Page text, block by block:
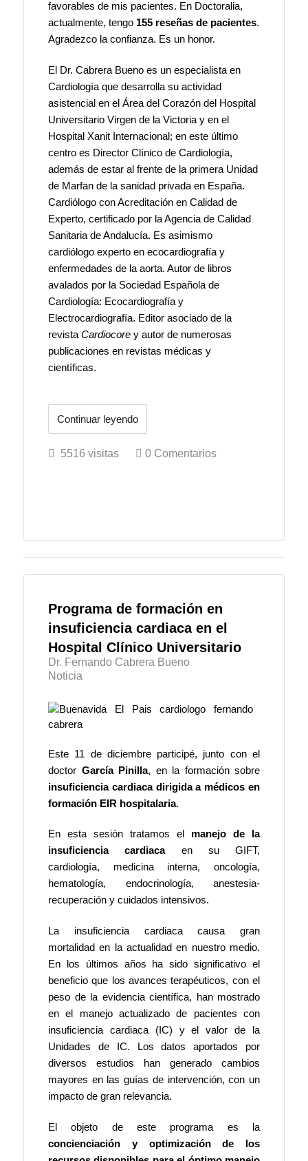
favorables de mis pacientes. En Doctoralia,
actualmente, tengo 155 reseñas de pacientes.
Agradezco la confianza. Es un honor.
El Dr. Cabrera Bueno es un especialista en
Cardiología que desarrolla su actividad
asistencial en el Área del Corazón del Hospital
Universitario Virgen de la Victoria y en el
Hospital Xanit Internacional; en este último
centro es Director Clínico de Cardiología,
además de estar al frente de la primera Unidad
de Marfan de la sanidad privada en España.
Cardiólogo con Acreditación en Calidad de
Experto, certificado por la Agencia de Calidad
Sanitaria de Andalucía. Es asimismo
cardiólogo experto en ecocardiografía y
enfermedades de la aorta. Autor de libros
avalados por la Sociedad Española de
Cardiología: Ecocardiografía y
Electrocardiografía. Editor asociado de la
revista Cardiocore y autor de numerosas
publicaciones en revistas médicas y
científicas.
Continuar leyendo
5516 visitas 0 Comentarios
Programa de formación en
insuficiencia cardiaca en el
Hospital Clínico Universitario
Dr. Fernando Cabrera Bueno
Noticia
Este 11 de diciembre participé, junto con el
doctor García Pinilla, en la formación sobre
insuficiencia cardiaca dirigida a médicos en
formación EIR hospitalaria.
En esta sesión tratamos el manejo de la
insuficiencia cardiacaen su GIFT,
cardiología, medicina interna, oncología,
hematología, endocrinología, anestesia‐
recuperación y cuidados intensivos.
La insuficiencia cardiaca causa gran
mortalidad en la actualidad en nuestro medio.
En los últimos años ha sido significativo el
beneficio que los avances terapéuticos, con el
peso de la evidencia científica, han mostrado
en el manejo actualizado de pacientes con
insuficiencia cardiaca (IC) y el valor de la
Unidades de IC. Los datos aportados por
diversos estudios han generado cambios
mayores en las guías de intervención, con un
impacto de gran relevancia.
El objeto de este programa es la
concienciación y optimización de los